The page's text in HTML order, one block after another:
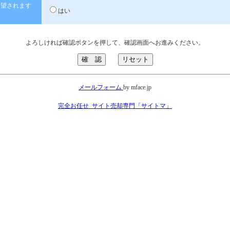
されます
はい
よろしければ確認ボタンを押して、確認画面へお進みください。
メールフォーム by mface.jp
完全お任せ_サイト売却専門「サイトマ」